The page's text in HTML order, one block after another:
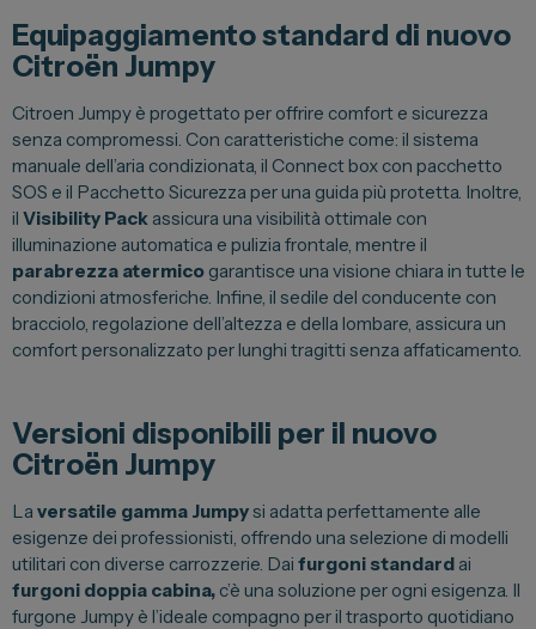
Equipaggiamento standard di nuovo
Citroën Jumpy
Citroen Jumpy è progettato per offrire comfort e sicurezza
senza compromessi. Con caratteristiche come: il sistema
manuale dell’aria condizionata, il Connect box con pacchetto
SOS e il Pacchetto Sicurezza per una guida più protetta. Inoltre,
il Visibility Packassicura una visibilità ottimale con
illuminazione automatica e pulizia frontale, mentre il
parabrezza atermicogarantisce una visione chiara in tutte le
condizioni atmosferiche. Infine, il sedile del conducente con
bracciolo, regolazione dell’altezza e della lombare, assicura un
comfort personalizzato per lunghi tragitti senza affaticamento.
Versioni disponibili per il nuovo
Citroën Jumpy
La versatile gamma Jumpysi adatta perfettamente alle
esigenze dei professionisti, offrendo una selezione di modelli
utilitari con diverse carrozzerie. Dai furgoni standardai
furgoni doppia cabina,c’è una soluzione per ogni esigenza. Il
furgone Jumpy è l’ideale compagno per il trasporto quotidiano